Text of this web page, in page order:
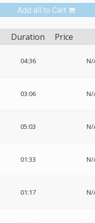
Add all to Cart
Duration Price
04:36 N/
03:06 N/
05:03 N/
01:33 N/
01:17 N/